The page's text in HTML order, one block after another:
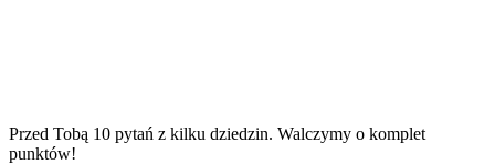
Przed Tobą 10 pytań z kilku dziedzin. Walczymy o komplet
punktów!